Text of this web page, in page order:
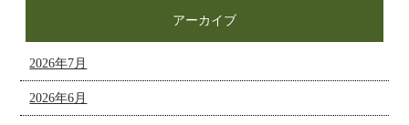
アーカイブ
2026年7月
2026年6月